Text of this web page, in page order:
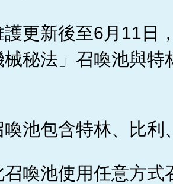
護更新後至6月11日
秘法」召喚池與特
喚池包含特林、比利
召喚池使用任意方式